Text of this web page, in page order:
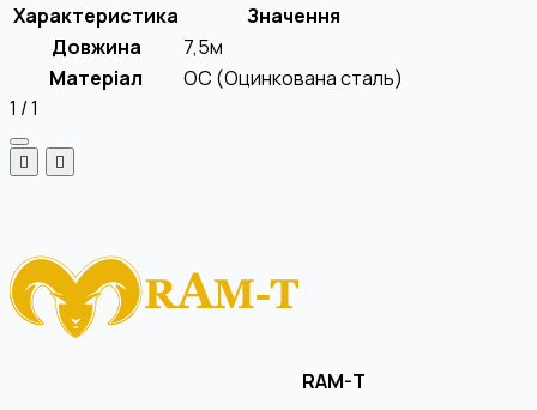
Характеристика
Значення
Довжина
7,5м
Матеріал
OC (Оцинкована сталь)
1 /1
RAM-T